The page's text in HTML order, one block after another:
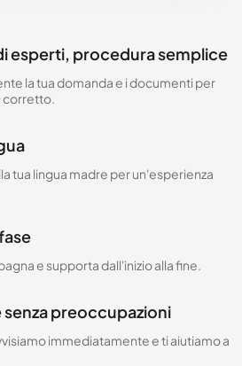
esperti, procedura semplice
la tua domanda e i documenti per
corretto.
tua lingua madre per un'esperienza
e supporta dall'inizio alla fine.
preoccupazioni
immediatamente e ti aiutiamo a